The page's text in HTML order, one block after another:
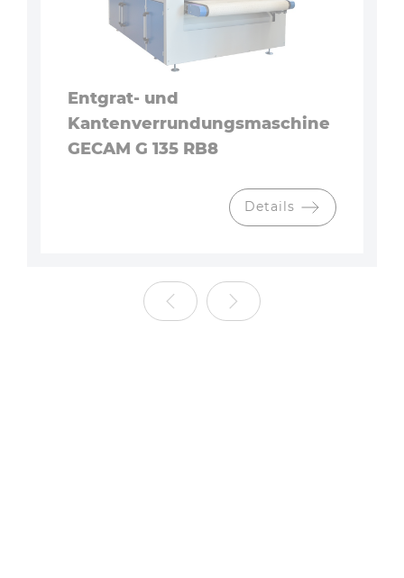
Entgrat- und
Kantenverrundungsmaschine
GECAM G 135 RB8
Details